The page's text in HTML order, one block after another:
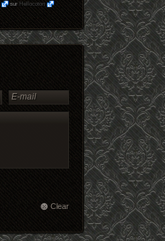
surHellocoton
Clear